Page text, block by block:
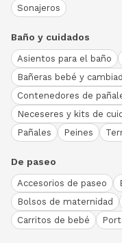
Sonajeros
Baño y cuidados
Asientos para el baño
Bañeras bebé y
Contenedores de
Neceseres y kits de
Pañales
Peines
De paseo
Accesorios de paseo
Bolsos de maternidad
Carritos de bebé